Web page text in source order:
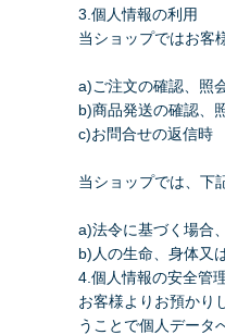
3.個人情報の利用
当ショップではお客
a)ご注文の確認、照
b)商品発送の確認、
c)お問合せの返信時
当ショップでは、下
a)法令に基づく場合
b)人の生命、身体又
4.個人情報の安全管
お客様よりお預かり
うことで個人データ